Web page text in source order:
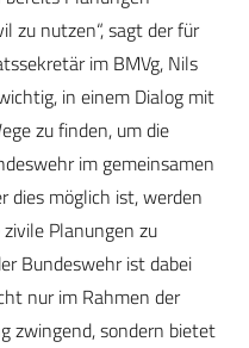
zu nutzen“, sagt der für
im BMVg, Nils
in einem Dialog mit
zu finden, um die
im gemeinsamen
dies möglich ist, werden
Planungen zu
Bundeswehr ist dabei
nur im Rahmen der
zwingend, sondern bietet